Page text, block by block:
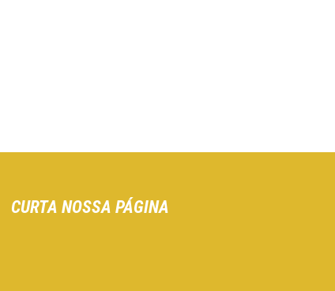
CURTA NOSSA PÁGINA